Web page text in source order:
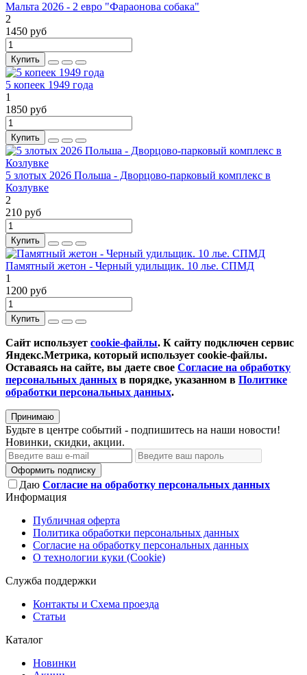
Мальта 2026 - 2 евро "Фараонова собака"
2
1450 руб
Купить
5 копеек 1949 года
1
1850 руб
Купить
5 злотых 2026 Польша - Дворцово-парковый комплекс в
Козлувке
2
210 руб
Купить
Памятный жетон - Черный удильщик. 10 лье. СПМД
1
1200 руб
Купить
Сайт использует cookie-файлы. К cайту подключен сервис
Яндекс.Метрика, который использует cookie-файлы.
Оставаясь на сайте, вы даете свое Согласие на обработку
персональных данных в порядке, указанном в Политике
обработки персональных данных.
Принимаю
Будьте в центре событий - подпишитесь на наши новости!
Новинки, скидки, акции.
Оформить подписку
Даю Согласие на обработку персональных данных
Информация
Публичная оферта
Политика обработки персональных данных
Согласие на обработку персональных данных
О технологии куки (Cookie)
Служба поддержки
Контакты и Схема проезда
Статьи
Каталог
Новинки